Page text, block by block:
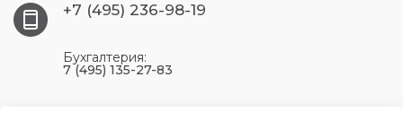
+7 (495) 236-98-19
Бухгалтерия:
7 (495) 135-27-83